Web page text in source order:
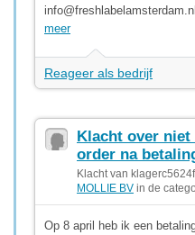
info@freshlabelamsterdam.nl
meer
Reageer als bedrijf
Klacht over niet
order na
Klacht van
MOLLIE BV in de
Op 8 april heb ik een